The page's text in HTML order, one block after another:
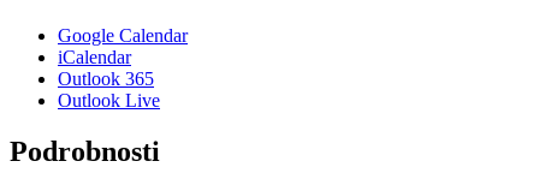
Google Calendar
iCalendar
Outlook 365
Outlook Live
Podrobnosti